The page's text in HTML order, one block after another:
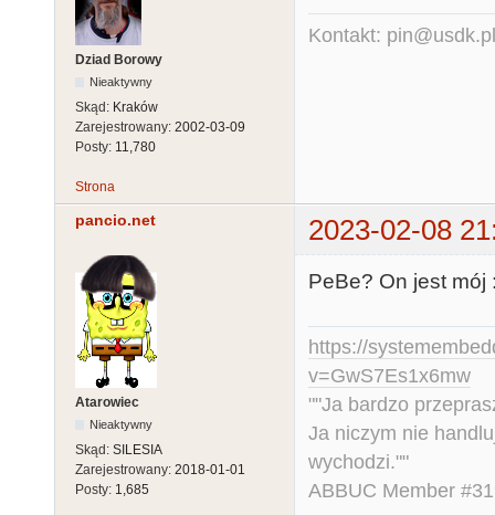
Dziad Borowy
Nieaktywny
Skąd: Kraków
Zarejestrowany: 2002-03-09
Posty: 11,780
Kontakt: pin@usdk.pl
Strona
pancio.net 2023-02-08
Atarowiec
Nieaktywny
Skąd: SILESIA
Zarejestrowany: 2018-01-01
Posty: 1,685
PeBe? On jest mój
https://
v=GwS7Es1x6mw
""Ja bardzo
Ja niczym nie
wychodzi.""
ABBUC Member